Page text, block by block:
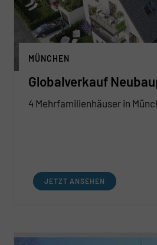
MÜNCHEN
Globalverkauf
4 Mehrfamilienhäuser in
JETZT ANSEHEN